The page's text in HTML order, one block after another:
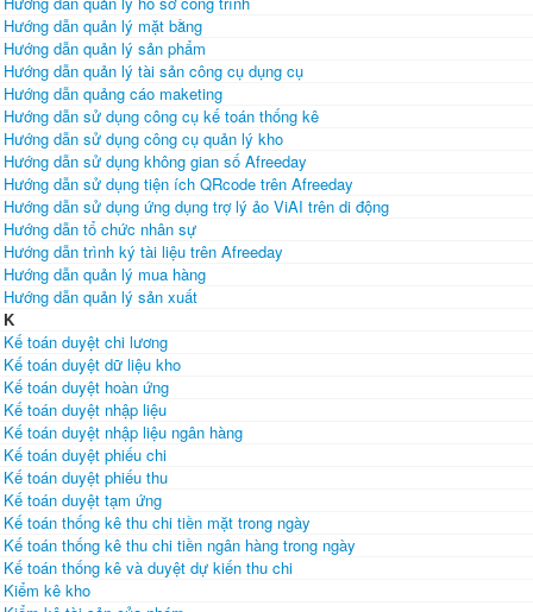
Hướng dẫn quản lý mặt bằng
Hướng dẫn quản lý sản phẩm
Hướng dẫn quản lý tài sản công cụ dụng cụ
Hướng dẫn quảng cáo maketing
Hướng dẫn sử dụng công cụ kế toán thống kê
Hướng dẫn sử dụng công cụ quản lý kho
Hướng dẫn sử dụng không gian số Afreeday
Hướng dẫn sử dụng tiện ích QRcode trên Afreeday
Hướng dẫn sử dụng ứng dụng trợ lý ảo ViAI trên di động
Hướng dẫn tổ chức nhân sự
Hướng dẫn trình ký tài liệu trên Afreeday
Hướng dẫn quản lý mua hàng
Hướng dẫn quản lý sản xuất
K
Kế toán duyệt chi lương
Kế toán duyệt dữ liệu kho
Kế toán duyệt hoàn ứng
Kế toán duyệt nhập liệu
Kế toán duyệt nhập liệu ngân hàng
Kế toán duyệt phiếu chi
Kế toán duyệt phiếu thu
Kế toán duyệt tạm ứng
Kế toán thống kê thu chi tiền mặt trong ngày
Kế toán thống kê thu chi tiền ngân hàng trong ngày
Kế toán thống kê và duyệt dự kiến thu chi
Kiểm kê kho